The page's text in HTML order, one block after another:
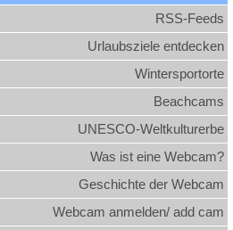
RSS-Feeds
Urlaubsziele entdecken
Wintersportorte
Beachcams
UNESCO-Weltkulturerbe
Was ist eine Webcam?
Geschichte der Webcam
Webcam anmelden/ add cam